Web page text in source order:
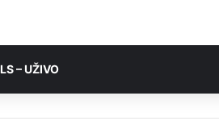
– UŽIVO